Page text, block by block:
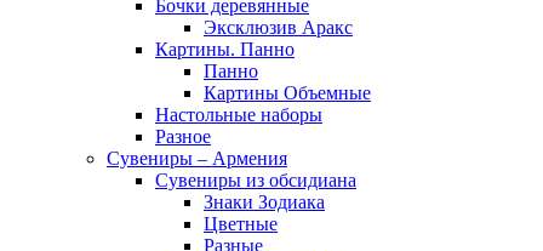
Бочки деревянные
Эксклюзив Аракс
Картины. Панно
Панно
Картины Объемные
Настольные наборы
Разное
Сувениры – Армения
Сувениры из обсидиана
Знаки Зодиака
Цветные
Разные